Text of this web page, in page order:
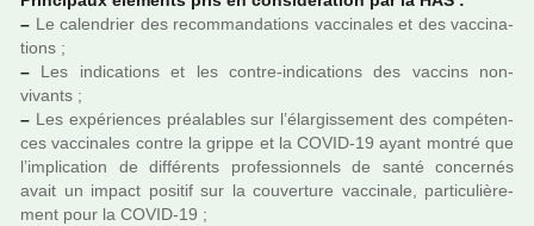
– Le calen­drier des recom­man­da­tions vac­ci­na­les et des vac­ci­na­
tions ;
– Les indi­ca­tions et les contre-indi­ca­tions des vac­cins non-
vivants ;
– Les expé­rien­ces préa­la­bles sur l’élargissement des com­pé­ten­
ces vac­ci­na­les contre la grippe et la COVID-19 ayant montré que
l’impli­ca­tion de dif­fé­rents pro­fes­sion­nels de santé concer­nés
avait un impact posi­tif sur la cou­ver­ture vac­ci­nale, par­ti­cu­liè­re­
ment pour la COVID-19 ;